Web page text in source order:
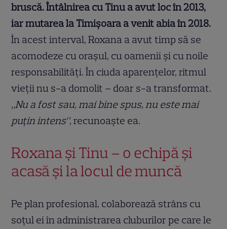
bruscă. Întâlnirea cu Tinu a avut loc în 2013,
iar mutarea la Timișoara a venit abia în 2018.
În acest interval, Roxana a avut timp să se
acomodeze cu orașul, cu oamenii și cu noile
responsabilități. În ciuda aparențelor, ritmul
vieții nu s-a domolit – doar s-a transformat.
„Nu a fost sau, mai bine spus, nu este mai
puțin intens”,recunoaște ea.
Roxana și Tinu – o echipă și
acasă și la locul de muncă
Pe plan profesional, colaborează strâns cu
soțul ei în administrarea cluburilor pe care le